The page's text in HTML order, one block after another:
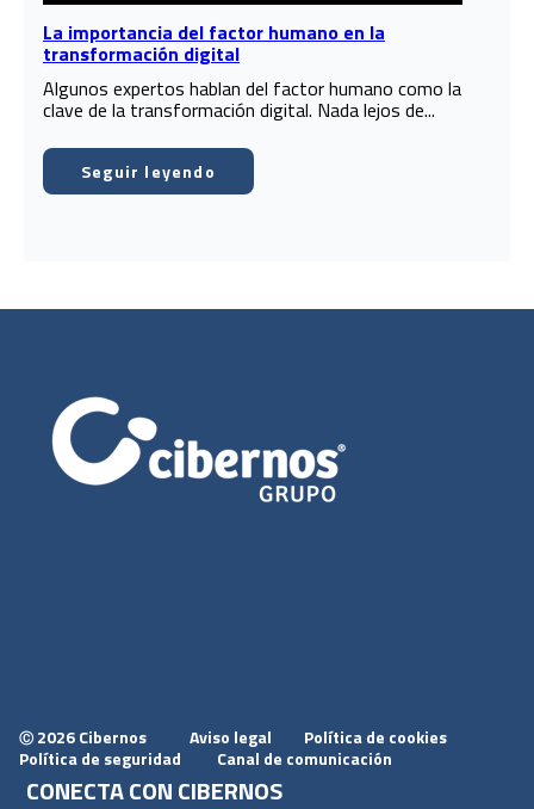
La importancia del factor humano en la
transformación digital
Algunos expertos hablan del factor humano como la
clave de la transformación digital. Nada lejos de...
Seguir leyendo
Ⓒ 2026 Cibernos Aviso legal
Política de cookies
Política de seguridad
Canal de comunicación
CONECTA CON CIBERNOS